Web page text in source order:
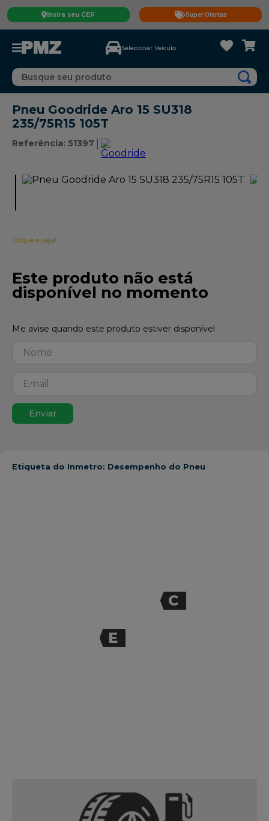
Insira seu CEP Super Ofertas
Selecionar Veículo
Busque seu produto
Pneu Goodride Aro 15 SU318
235/75R15 105T
Referência: 51397
Clique e veja!
Este produto não está
disponível no momento
Enviar
Etiqueta do Inmetro: Desempenho do Pneu
E
C